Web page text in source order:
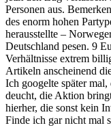
Personen aus.
des enorm hohen
herausstellte –
Deutschland pesen. 9
Verhältnisse extrem
Artikeln anscheinend
Ich googelte später
deucht, die Aktion
hierher, die sonst kein
Finde ich gar nicht mal